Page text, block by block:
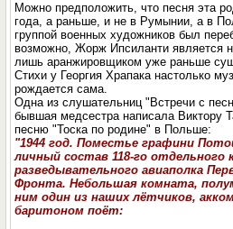
Можно предположить, что песня эта
года, а раньше, и не в Румынии, а в
группой воeнных xудожников был
возможно, Жорж Ипсиланти является
лишь аранжировщиком уже раньше
Стихи у Георгия Храпака настолько
рождается сама.
Одна из слушательниц "Встречи с
бывшая медсестра написала Виктору
песню "Тоска по родине" в Польше:
"1944 год. Поместье графини
личный состав 118-го отдельного
разведывательного авиaполка
Фронта. Небольшая комната,
ним один из наших лётчиков,
баритоном поёт: